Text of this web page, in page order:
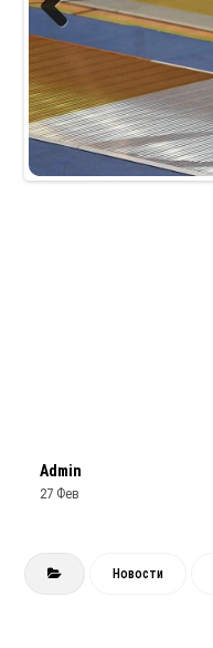
Previous
Admin
27 Фев
Новости